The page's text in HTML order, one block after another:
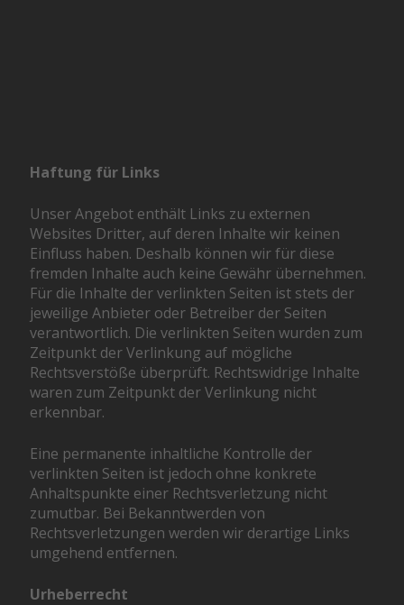
Haftung für Links
Unser Angebot enthält Links zu externen
Websites Dritter, auf deren Inhalte wir keinen
Einfluss haben. Deshalb können wir für diese
fremden Inhalte auch keine Gewähr übernehmen.
Für die Inhalte der verlinkten Seiten ist stets der
jeweilige Anbieter oder Betreiber der Seiten
verantwortlich. Die verlinkten Seiten wurden zum
Zeitpunkt der Verlinkung auf mögliche
Rechtsverstöße überprüft. Rechtswidrige Inhalte
waren zum Zeitpunkt der Verlinkung nicht
erkennbar.
Eine permanente inhaltliche Kontrolle der
verlinkten Seiten ist jedoch ohne konkrete
Anhaltspunkte einer Rechtsverletzung nicht
zumutbar. Bei Bekanntwerden von
Rechtsverletzungen werden wir derartige Links
umgehend entfernen.
Urheberrecht